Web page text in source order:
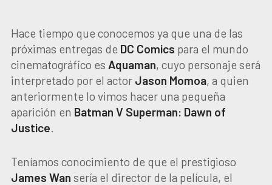
Hace tiempo que conocemos ya que una de las
próximas entregas de DC Comics para el mundo
cinematográfico es Aquaman, cuyo personaje será
interpretado por el actor Jason Momoa, a quien
anteriormente lo vimos hacer una pequeña
aparición en Batman V Superman: Dawn of
Justice.
Teníamos conocimiento de que el prestigioso
James Wan sería el director de la película, el